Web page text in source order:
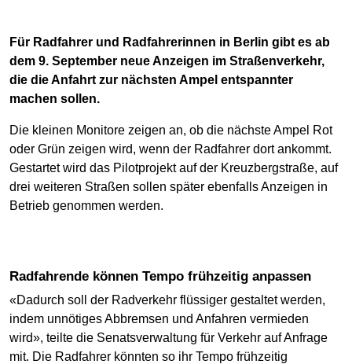
Für Radfahrer und Radfahrerinnen in Berlin gibt es ab
dem 9. September neue Anzeigen im Straßenverkehr,
die die Anfahrt zur nächsten Ampel entspannter
machen sollen.
Die kleinen Monitore zeigen an, ob die nächste Ampel Rot
oder Grün zeigen wird, wenn der Radfahrer dort ankommt.
Gestartet wird das Pilotprojekt auf der Kreuzbergstraße, auf
drei weiteren Straßen sollen später ebenfalls Anzeigen in
Betrieb genommen werden.
Radfahrende können Tempo frühzeitig anpassen
«Dadurch soll der Radverkehr flüssiger gestaltet werden,
indem unnötiges Abbremsen und Anfahren vermieden
wird», teilte die Senatsverwaltung für Verkehr auf Anfrage
mit. Die Radfahrer könnten so ihr Tempo frühzeitig